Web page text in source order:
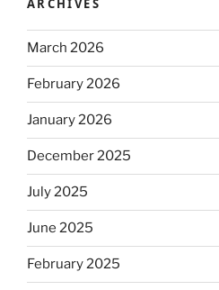
ARCHIVES
March 2026
February 2026
January 2026
December 2025
July 2025
June 2025
February 2025